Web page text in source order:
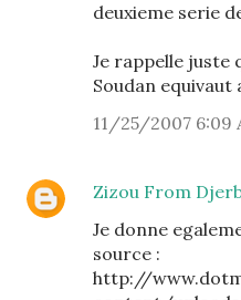
deuxieme serie
Je rappelle juste
Soudan equivaut
11/25/2007 6:09
Zizou From
Je donne
source :
http://